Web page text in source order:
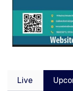
Live